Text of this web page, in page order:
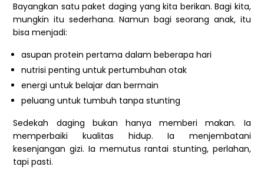
Bayangkan satu paket daging yang kita berikan. Bagi kita,
mungkin itu sederhana. Namun bagi seorang anak, itu
bisa menjadi:
asupan protein pertama dalam beberapa hari
nutrisi penting untuk pertumbuhan otak
energi untuk belajar dan bermain
peluang untuk tumbuh tanpa stunting
Sedekah daging bukan hanya memberi makan. Ia
memperbaiki kualitas hidup. Ia menjembatani
kesenjangan gizi. Ia memutus rantai stunting, perlahan,
tapi pasti.